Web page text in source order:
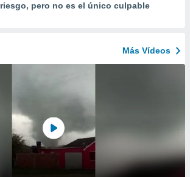
riesgo, pero no es el único culpable
Más Vídeos